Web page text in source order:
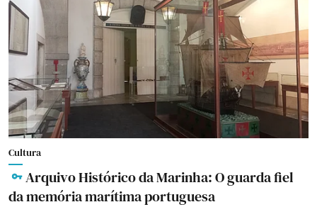
Cultura
Arquivo Histórico da Marinha: O guarda fiel
da memória marítima portuguesa